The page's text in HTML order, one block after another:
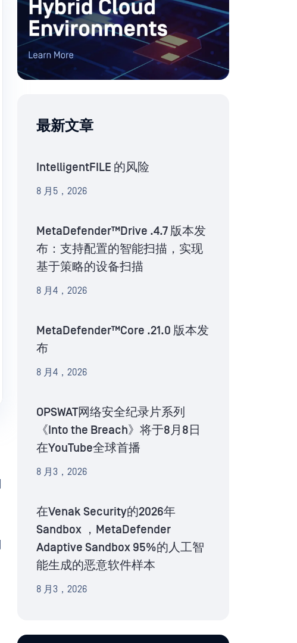
最新文章
IntelligentFILE 的风险
8 月5，2026
MetaDefender™Drive .4.7 版本发
布：支持配置的智能扫描，实现
基于策略的设备扫描
8 月4，2026
MetaDefender™Core .21.0 版本发
布
8 月4，2026
OPSWAT网络安全纪录片系列
《Into the Breach》将于8月8日
在YouTube全球首播
8 月3，2026
在Venak Security的2026年
Sandbox ，MetaDefender
Adaptive Sandbox 95%的人工智
能生成的恶意软件样本
8 月3，2026